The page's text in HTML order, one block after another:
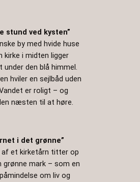
stund ved kysten”
by med hvide huse
kirke i midten ligger
under den blå himmel.
hviler en sejlbåd uden
er roligt – og
næsten til at høre.
i det grønne”
af et kirketårn titter op
grønne mark – som en
om liv og